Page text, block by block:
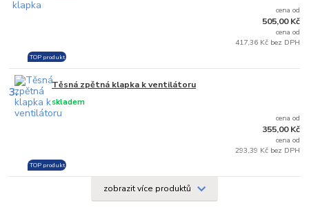
TOP produkt
cena od
505,00 Kč
cena od
417,36 Kč bez DPH
3. Těsná zpětná klapka k ventilátoru
skladem
TOP produkt
cena od
355,00 Kč
cena od
293,39 Kč bez DPH
zobrazit více produktů